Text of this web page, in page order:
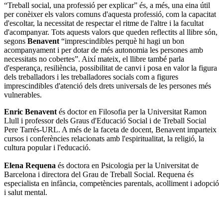
“Treball social, una professió per explicar” és, a més, una eina útil
per conèixer els valors comuns d'aquesta professió, com la capacitat
d'escoltar, la necessitat de respectar el ritme de l'altre i la facultat
d'acompanyar. Tots aquests valors que queden reflectits al llibre són,
segons Benavent “imprescindibles perquè hi hagi un bon
acompanyament i per dotar de més autonomia les persones amb
necessitats no cobertes”. Així mateix, el llibre també parla
d'esperança, resiliència, possibilitat de canvi i posa en valor la figura
dels treballadors i les treballadores socials com a figures
imprescindibles d'atenció dels drets universals de les persones més
vulnerables.
Enric Benavent és doctor en Filosofia per la Universitat Ramon
Llull i professor dels Graus d'Educació Social i de Treball Social
Pere Tarrés-URL. A més de la faceta de docent, Benavent imparteix
cursos i conferències relacionats amb l'espiritualitat, la religió, la
cultura popular i l'educació.
Elena Requena és doctora en Psicologia per la Universitat de
Barcelona i directora del Grau de Treball Social. Requena és
especialista en infància, competències parentals, acolliment i adopció
i salut mental.